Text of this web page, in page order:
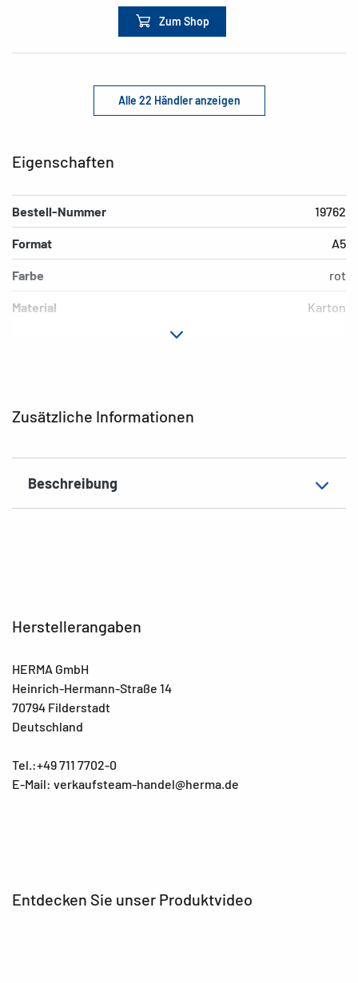
Zum Shop
Alle 22 Händler anzeigen
Zusätzliche Informationen
Beschreibung
Eigenschaften
Bestell-Nummer 19762
Format A5
Farbe rot
Material Karton
Herstellerangaben
HERMA GmbH
Heinrich-Hermann-Straße 14
70794 Filderstadt
Deutschland
Tel.:+49 711 7702-0
E-Mail: verkaufsteam-handel@herma.de
Entdecken Sie unser Produktvideo